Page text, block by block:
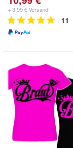
+ 3,99 € Versand
11